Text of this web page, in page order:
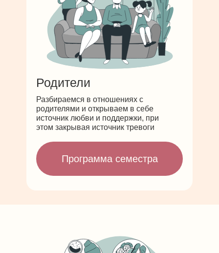
Родители
Разбираемся в отношениях с
родителями и открываем в себе
источник любви и поддержки, при
этом закрывая источник тревоги
Программа семестра